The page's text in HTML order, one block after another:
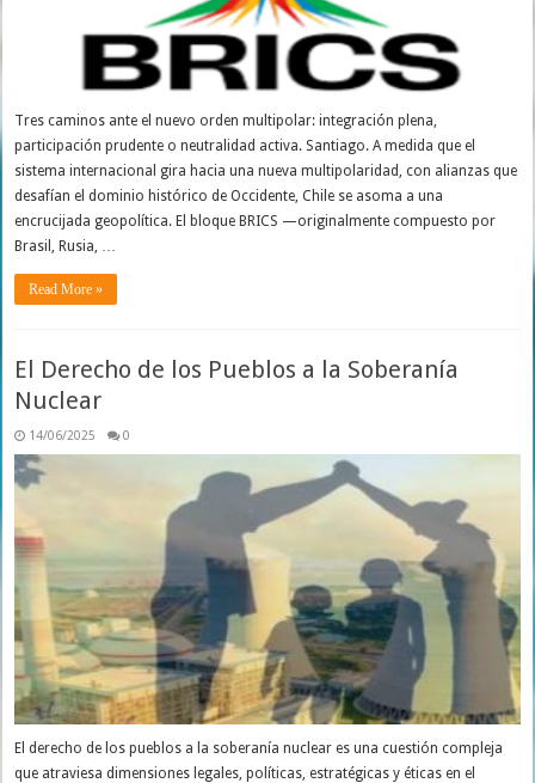
Tres caminos ante el nuevo orden multipolar: integración plena,
participación prudente o neutralidad activa. Santiago. A medida que el
sistema internacional gira hacia una nueva multipolaridad, con alianzas que
desafían el dominio histórico de Occidente, Chile se asoma a una
encrucijada geopolítica. El bloque BRICS —originalmente compuesto por
Brasil, Rusia, …
Read More »
El Derecho de los Pueblos a la Soberanía
Nuclear
14/06/2025 0
El derecho de los pueblos a la soberanía nuclear es una cuestión compleja
que atraviesa dimensiones legales, políticas, estratégicas y éticas en el